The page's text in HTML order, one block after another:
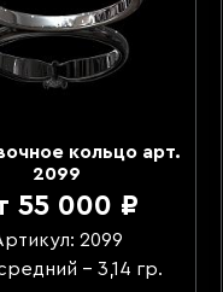
кольцо арт.
2099
55 000 ₽
2099
– 3,14 гр.